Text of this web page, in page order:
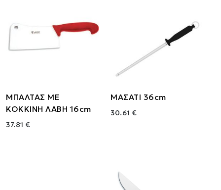
ΜΠΑΛΤΑΣ ΜΕ
ΚΟΚΚΙΝΗ ΛΑΒΗ 16cm
37.81 €
ΜΑΣΑΤΙ 36cm
30.61 €